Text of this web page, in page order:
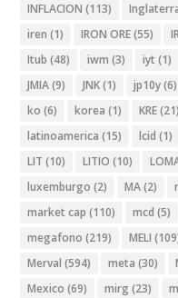
INFLACION (113)
iren (1) IRON ORE(55)
Itub (48) iwm (3) iyt (1)
JMIA(9) JNK(1) jp10y(6)
ko (6) korea (1) KRE(21)
latinoamerica (15) lcid (1)
LIT (10) LITIO (10)
luxemburgo (2) MA(2)
market cap (110) mcd (5)
megafono (219) MELI
Merval (594) meta (30)
Mexico (69) mirg (23)